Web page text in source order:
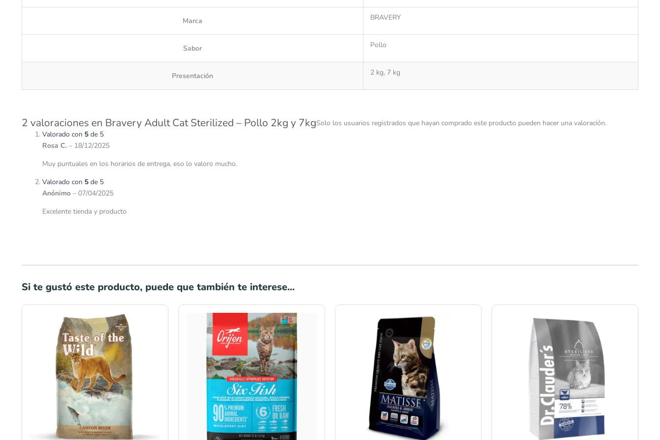
Marca BRAVERY
Sabor Pollo
Presentación 2 kg, 7 kg
2 valoraciones en Bravery Adult Cat Sterilized – Pollo 2kg y 7kg
Valorado con 5 de 5
Rosa C. – 18/12/2025
Muy puntuales en los horarios de entrega, eso lo valoro mucho.
Valorado con 5 de 5
Anónimo – 07/04/2025
Excelente tienda y producto
Solo los usuarios registrados que hayan comprado este producto pueden hacer una valoración.
Si te gustó este producto, puede que también te interese...
de
precios:
desde
S/161.00
hasta
S/350.00
de
precios:
desde
S/63.00
hasta
S/177.90
de
precios:
desde
S/25.50
hasta
S/345.00